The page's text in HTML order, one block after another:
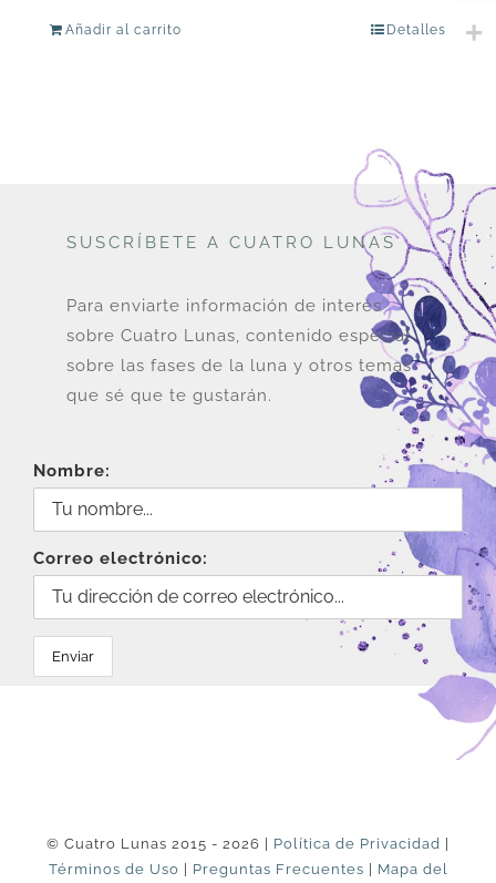
Añadir al carrito Detalles
SUSCRÍBETE A CUATRO LUNAS
Para enviarte información de interés
sobre Cuatro Lunas, contenido especial
sobre las fases de la luna y otros temas
que sé que te gustarán.
Nombre:
Correo electrónico:
© Cuatro Lunas 2015 - 2026 | Política de Privacidad
Términos de Uso
Preguntas Frecuentes Mapa del